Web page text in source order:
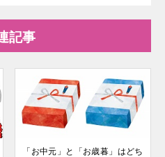
記事
「お中元」と「お歳暮」はどち